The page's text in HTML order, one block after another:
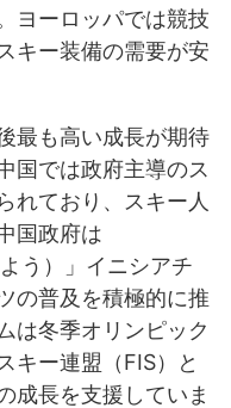
ヨーロッパでは競技
キー装備の需要が安
最も高い成長が期待
国では政府主導のス
れており、スキー人
国政府は
う）」イニシアチ
の普及を積極的に推
は冬季オリンピック
キー連盟（FIS）と
成長を支援していま